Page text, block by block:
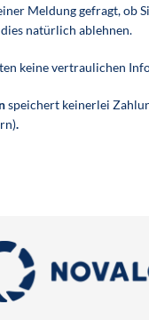
Meldung gefragt, ob
natürlich ablehnen.
keine vertraulichen
speichert keinerlei
.